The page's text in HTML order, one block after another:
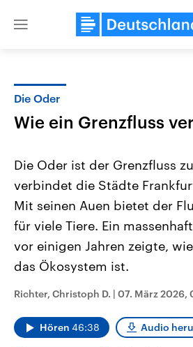
Close
Landtagswahl Sachsen-Anhalt
Alle Informationen
Sachsen-Anhalt wählt am 6.
September 2026 einen neuen
Landtag. Seit 2021 wird das
CDU, SPD und FDP regiert.-
Umfragen, Prognosen,
Die Oder
Wie ein Grenzfluss
Die Oder ist der Grenzfluss
verbindet die Städte
Mit seinen Auen bietet der
für viele Tiere. Ein
vor einigen Jahren zeigte,
das Ökosystem ist.
Richter, Christoph D. | 07. März 2026,
Hören 46:38 Audio